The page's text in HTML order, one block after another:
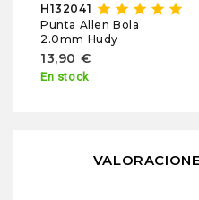
H132041 star star star star star
Punta Allen Bola
2.0mm Hudy
13,90 €
En stock